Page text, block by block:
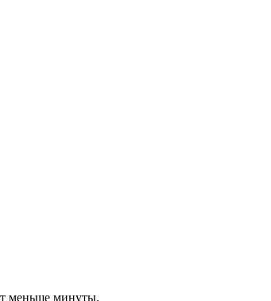
меньше минуты.